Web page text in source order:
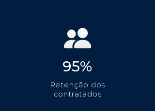
95%
Retenção dos
contratados